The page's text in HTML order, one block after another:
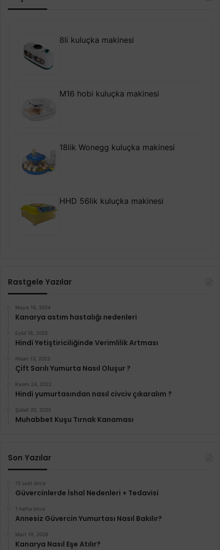
8li kuluçka makinesi
M16 hobi kuluçka makinesi
18lik Wonegg kuluçka makinesi
HHD 56lik kuluçka makinesi
Rastgele Yazılar
Mayıs 16, 2024
Kanarya astım hastalığı nedenleri
Eylül 16, 2025
Hindi Yetiştiriciliğinde Verimlilik Artması
Nisan 13, 2023
Çift Sarılı Yumurta Nasıl Oluşur ?
Kasım 24, 2022
Hindi yumurtasından nasıl civciv çıkaralım ?
Şubat 20, 2025
Muhabbet Kuşu Tırnak Kanaması
Son Yazılar
15 saat önce
Güvercinlerde İshal Nedenleri + Tedavisi
1 hafta önce
Annesiz Güvercin Yumurtası Nasıl Bakılır?
Mart 19, 2026
Kanarya Nasıl Eşe Atılır?